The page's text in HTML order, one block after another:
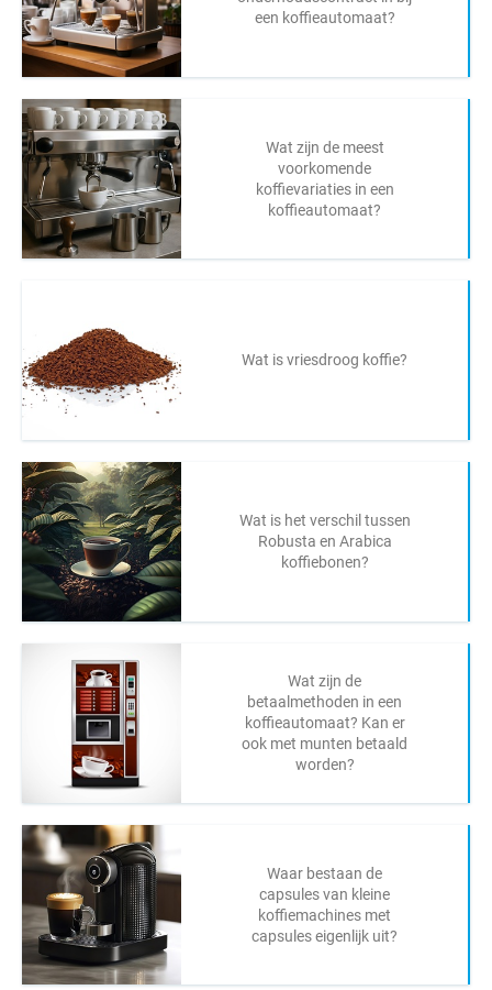
een koffieautomaat?
Wat zijn de meest
voorkomende
koffievariaties in een
koffieautomaat?
Wat is vriesdroog koffie?
Wat is het verschil tussen
Robusta en Arabica
koffiebonen?
Wat zijn de
betaalmethoden in een
koffieautomaat? Kan er
ook met munten betaald
worden?
Waar bestaan de
capsules van kleine
koffiemachines met
capsules eigenlijk uit?